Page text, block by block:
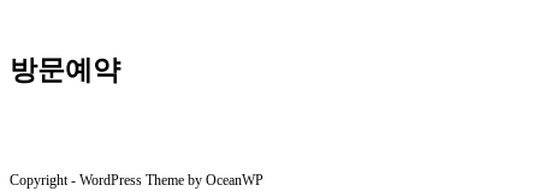
방문예약
Copyright - WordPress Theme by OceanWP